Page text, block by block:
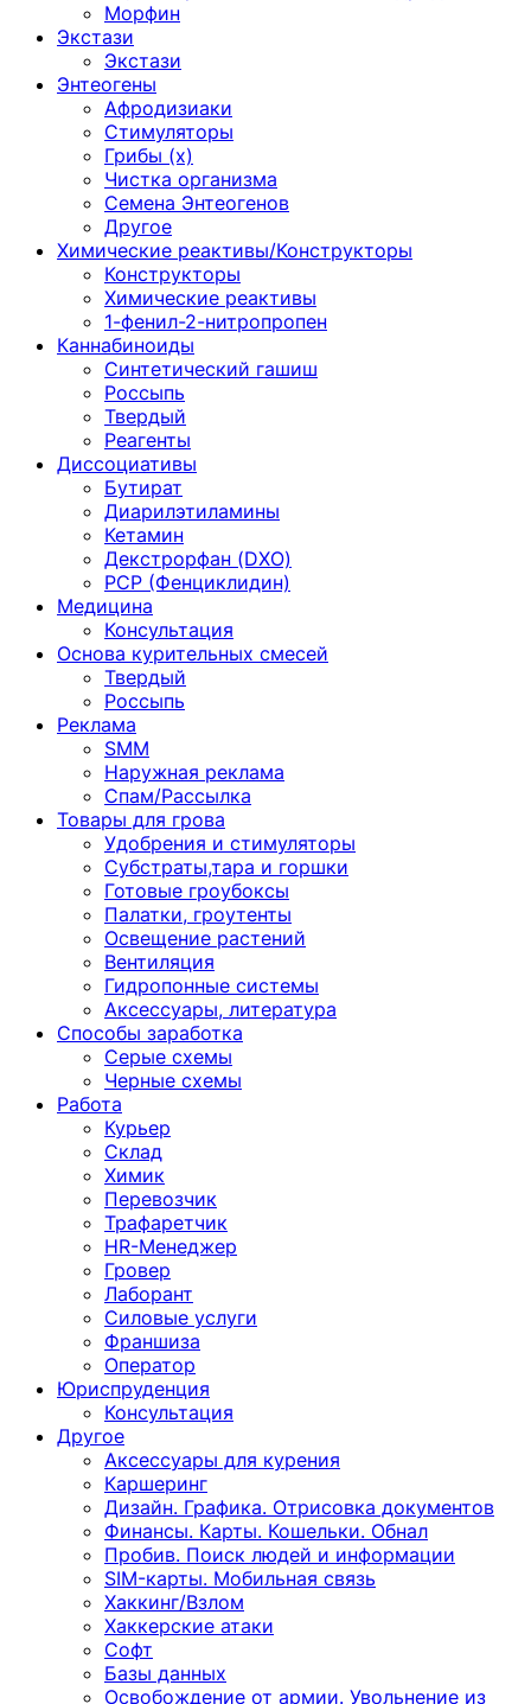
Морфин
Экстази
Экстази
Энтеогены
Афродизиаки
Стимуляторы
Грибы (х)
Чистка организма
Семена Энтеогенов
Другое
Химические реактивы/Конструкторы
Конструкторы
Химические реактивы
1-фенил-2-нитропропен
Каннабиноиды
Синтетический гашиш
Россыпь
Твердый
Реагенты
Диссоциативы
Бутират
Диарилэтиламины
Кетамин
Декстрорфан (DXO)
PCP (Фенциклидин)
Медицина
Консультация
Основа курительных смесей
Твердый
Россыпь
Реклама
SMM
Наружная реклама
Спам/Рассылка
Товары для грова
Удобрения и стимуляторы
Субстраты,тара и горшки
Готовые гроубоксы
Палатки, гроутенты
Освещение растений
Вентиляция
Гидропонные системы
Аксессуары, литература
Способы заработка
Серые схемы
Черные схемы
Работа
Курьер
Склад
Химик
Перевозчик
Трафаретчик
HR-Менеджер
Гровер
Лаборант
Силовые услуги
Франшиза
Оператор
Юриспруденция
Консультация
Другoе
Аксессуары для курения
Каршеринг
Дизайн. Графика. Отрисовка документов
Финансы. Карты. Кошельки. Обнал
Пробив. Поиск людей и информации
SIM-карты. Мобильная связь
Хаккинг/Взлом
Хаккерские атаки
Софт
Базы данных
Освобождение от армии. Увольнение из